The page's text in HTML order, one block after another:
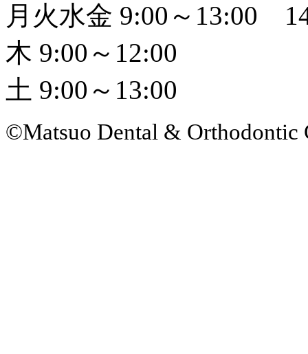
月火水金 9:00～13:00
木 9:00～12:00
土 9:00～13:00
©Matsuo Dental & Orthodontic